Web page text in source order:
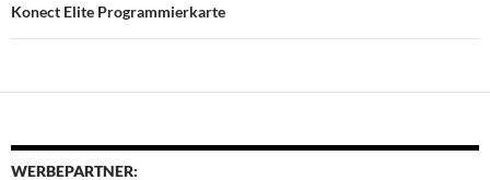
Konect Elite Programmierkarte
WERBEPARTNER: